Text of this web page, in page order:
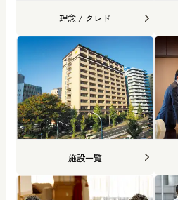
理念 / クレド
施設一覧